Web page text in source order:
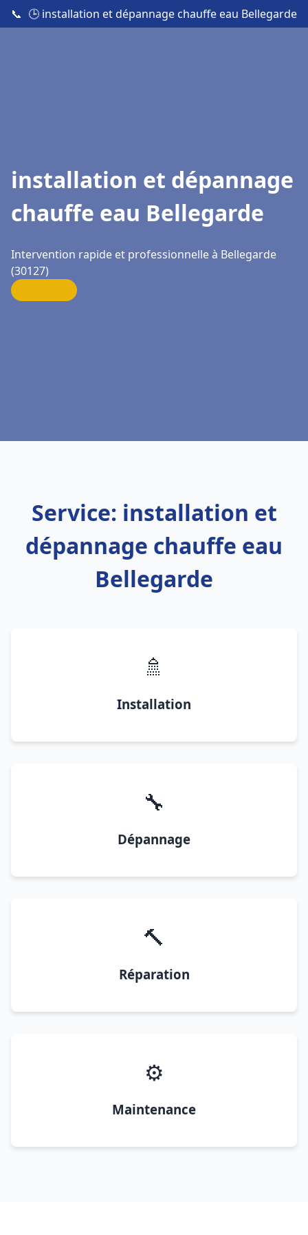
📞 🕒 installation et dépannage chauffe eau Bellegarde
installation et dépannage
chauffe eau Bellegarde
Intervention rapide et professionnelle à Bellegarde
(30127)
Service: installation et
dépannage chauffe eau
Bellegarde
🚿
Installation
🔧
Dépannage
🔨
Réparation
⚙️
Maintenance